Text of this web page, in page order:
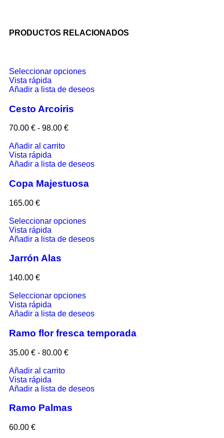
PRODUCTOS RELACIONADOS
Seleccionar opciones
Vista rápida
Añadir a lista de deseos
Cesto Arcoiris
70.00 € - 98.00 €
Añadir al carrito
Vista rápida
Añadir a lista de deseos
Copa Majestuosa
165.00 €
Seleccionar opciones
Vista rápida
Añadir a lista de deseos
Jarrón Alas
140.00 €
Seleccionar opciones
Vista rápida
Añadir a lista de deseos
Ramo flor fresca temporada
35.00 € - 80.00 €
Añadir al carrito
Vista rápida
Añadir a lista de deseos
Ramo Palmas
60.00 €